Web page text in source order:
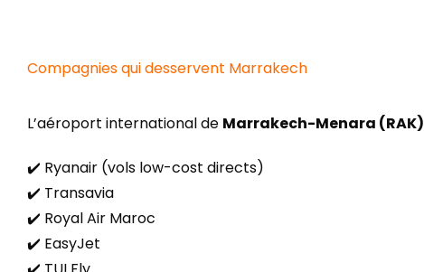
Compagnies qui desservent Marrakech
L’aéroport international de Marrakech-Menara (RAK)
✔️ Ryanair (vols low-cost directs)
✔️ Transavia
✔️ Royal Air Maroc
✔️ EasyJet